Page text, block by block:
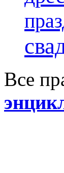
Все